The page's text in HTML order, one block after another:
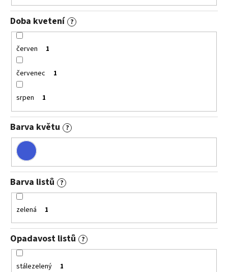
Doba kvetení ?
červen 1
červenec 1
srpen 1
Barva květu ?
Barva listů ?
zelená 1
Opadavost listů ?
stálezelený 1